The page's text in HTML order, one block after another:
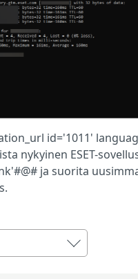
id='1011'
nykyinen ESET-
ja suorita